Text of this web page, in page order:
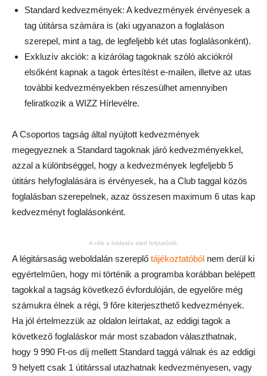
Standard kedvezmények: A kedvezmények érvényesek a
tag útitársa számára is (aki ugyanazon a foglaláson
szerepel, mint a tag, de legfeljebb két utas foglalásonként).
Exkluzív akciók: a kizárólag tagoknak szóló akciókról
elsőként kapnak a tagok értesítést e-mailen, illetve az utas
további kedvezményekben részesülhet amennyiben
feliratkozik a WIZZ Hírlevélre.
A Csoportos tagság által nyújtott kedvezmények
megegyeznek a Standard tagoknak járó kedvezményekkel,
azzal a különbséggel, hogy a kedvezmények legfeljebb 5
útitárs helyfoglalására is érvényesek, ha a Club taggal közös
foglalásban szerepelnek, azaz összesen maximum 6 utas kap
kedvezményt foglalásonként.
A cikk a hirdetés alatt folytatódik.
A légitársaság weboldalán szereplő tájékoztatóból nem derül ki
egyértelműen, hogy mi történik a programba korábban belépett
tagokkal a tagság következő évfordulóján, de egyelőre még
számukra élnek a régi, 9 főre kiterjeszthető kedvezmények.
Ha jól értelmezzük az oldalon leírtakat, az eddigi tagok a
következő foglaláskor már most szabadon választhatnak,
hogy 9 990 Ft-os díj mellett Standard taggá válnak és az eddigi
9 helyett csak 1 útitárssal utazhatnak kedvezményesen, vagy